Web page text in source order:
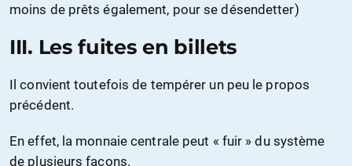
moins de prêts également, pour se désendetter)
III. Les fuites en billets
Il convient toutefois de tempérer un peu le propos
précédent.
En effet, la monnaie centrale peut « fuir » du système
de plusieurs façons.